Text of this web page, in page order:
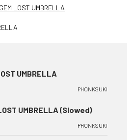
LOST UMBRELLA
UMBRELLA
PHONKSUKI
UMBRELLA (Slowed)
PHONKSUKI